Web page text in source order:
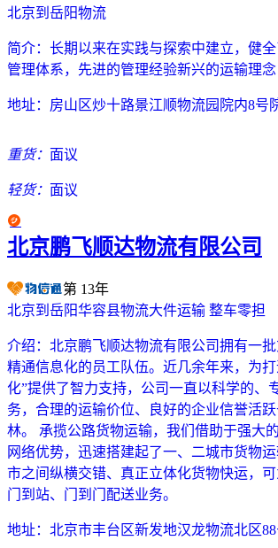
北京到岳阳物流
简介： 长期以来在实践与探索中建立，健
管理体系，先进的管理经验新兴的运输理
地址： 房山区炒十路景江顺物流园院内8号
重货： 面议
轻货： 面议
北京鹏飞顺达物流有限公司
第 13年
北京到岳阳华容县物流大件运输 整车零担
介绍： 北京鹏飞顺达物流有限公司拥有一
精通信息化的员工队伍。近几余年来，为
化”提供了智力支持，公司一直以科学的、
务，合理的运输价位、良好的企业信誉活
林。 承揽公路货物运输，我们借助于强大
网络优势，迅速搭建起了一、二城市货物
市之间纵横交错、真正立体化货物快运，
门到站、门到门配送业务。
地址： 北京市丰台区新发地汉龙物流北区88